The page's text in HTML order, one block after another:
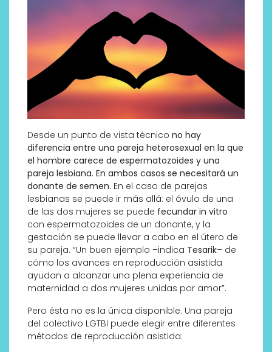
Desde un punto de vista técnico no hay
diferencia entre una pareja heterosexual en la que
el hombre carece de espermatozoides y una
pareja lesbiana. En ambos casos se necesitará un
donante de semen. En el caso de parejas
lesbianas se puede ir más allá: el óvulo de una
de las dos mujeres se puede fecundar in vitro
con espermatozoides de un donante, y la
gestación se puede llevar a cabo en el útero de
su pareja. “Un buen ejemplo –indica Tesarik– de
cómo los avances en reproducción asistida
ayudan a alcanzar una plena experiencia de
maternidad a dos mujeres unidas por amor”.
Pero ésta no es la única disponible. Una pareja
del colectivo LGTBI puede elegir entre diferentes
métodos de reproducción asistida: